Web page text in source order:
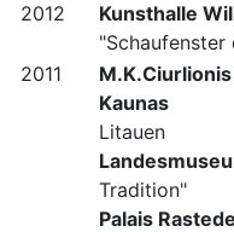
2012
Kunsthalle
"Schaufenster
2011
Kaunas
Litauen
Tradition"
Palais Rastede